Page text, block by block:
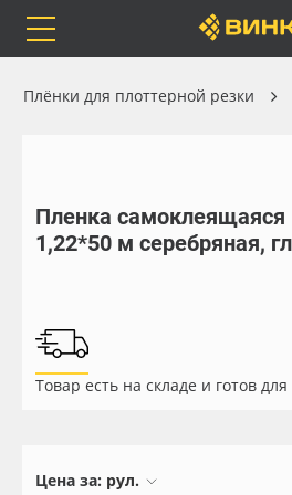
Каталог
Бренды
Доставка
Весь каталог
Самоклеящиеся плёнки
Листовые материалы
Плёнки для плоттерной резки
Пленка самоклеящаяся
1,22*50 м серебряная,
Товар есть на складе и готов
Цена за: рул.